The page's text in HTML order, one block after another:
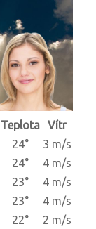
Teplota
Vítr
24°
3 m/s
24°
4 m/s
23°
4 m/s
23°
4 m/s
22°
2 m/s